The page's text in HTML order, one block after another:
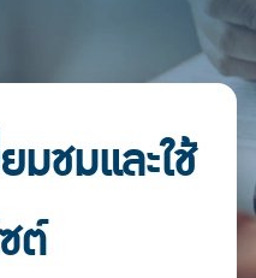
มชมและใช้
ต์